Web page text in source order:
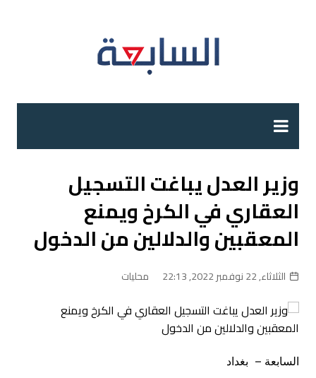
وزير العدل يباغت التسجيل
العقاري في الكرخ ويمنع
المعقبين والدلالين من الدخول
الثلاثاء, 22 نوفمبر 2022, 22:13 محليات
السابعة – بغداد